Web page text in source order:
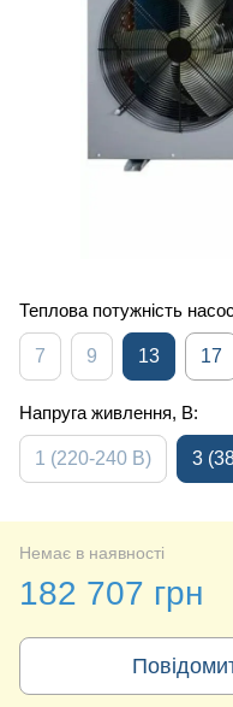
Теплова потужність
7 9 13 17
Напруга живлення, В:
1 (220-240 В) 3
Немає в наявності
182 707 грн